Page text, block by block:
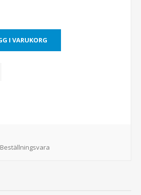
Beställningsvara